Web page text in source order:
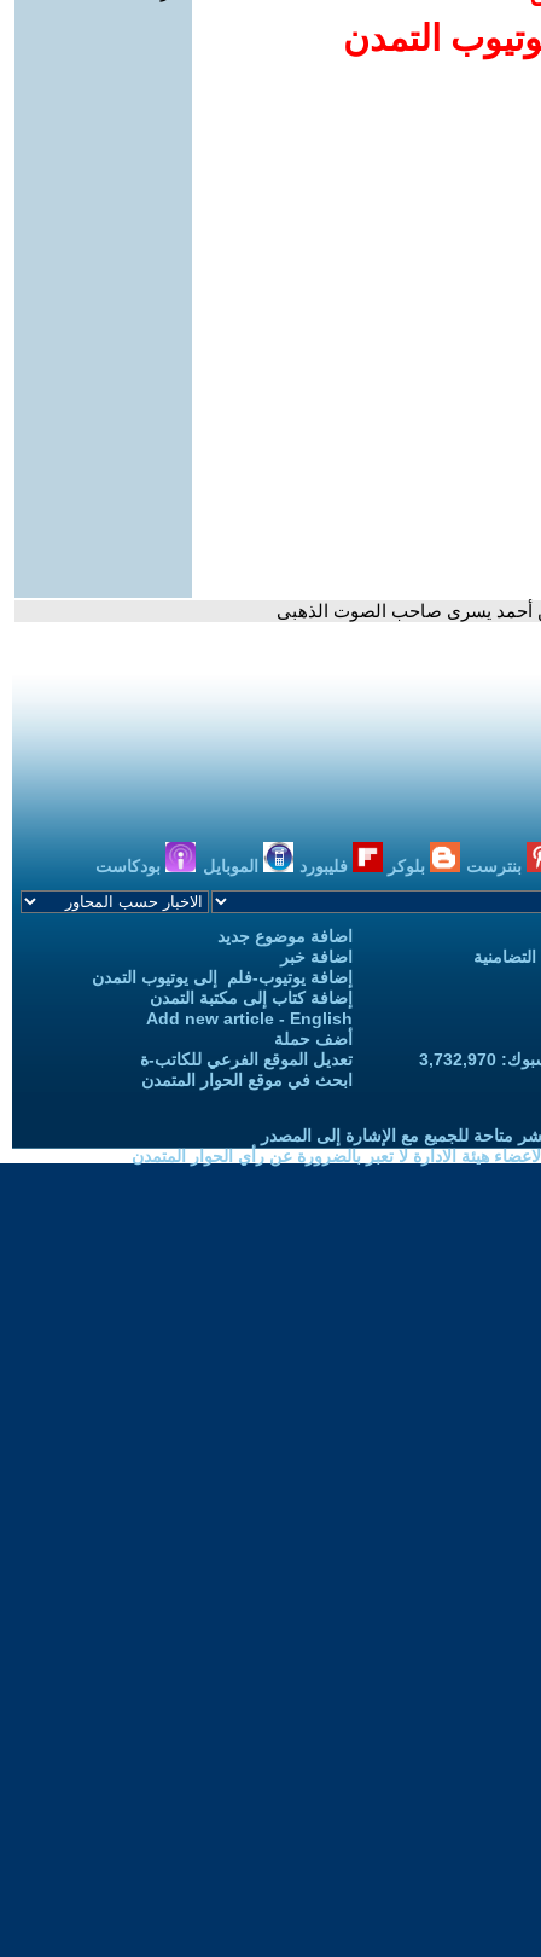
التمدن
بنترست بلوكر فليبورد الموبايل بودكاست
اضافة موضوع جديد
اضافة خبر
إضافة يوتيوب-فلم إلى يوتيوب التمدن
إضافة كتاب إلى مكتبة التمدن
Add new article - English
أضف حملة
تعديل الموقع الفرعي للكاتب-ة
ابحث في موقع الحوار المتمدن
متاحة للجميع مع الإشارة إلى المصدر
هيئة الادارة لا تعبر بالضرورة عن رأي الحوار المتمدن